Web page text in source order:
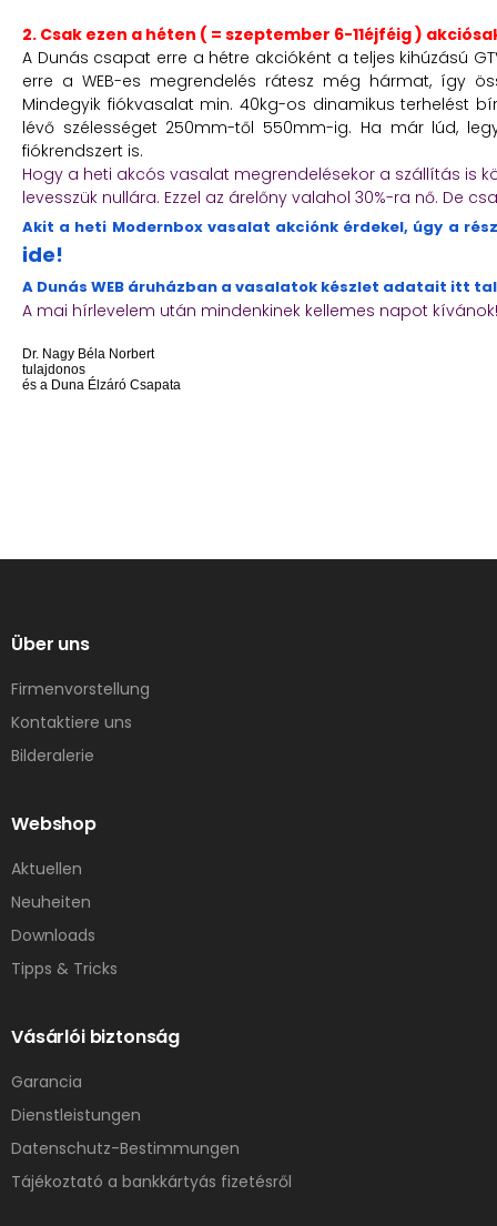
2. Csak ezen a héten ( = szeptember 6-11éjféig )
A Dunás csapat erre a hétre akcióként a teljes kihúzású
erre a WEB-es megrendelés rátesz még hármat, így
Mindegyik fiókvasalat min. 40kg-os dinamikus terhelést
lévő szélességet 250mm-től 550mm-ig. Ha már lúd,
fiókrendszert is.
Hogy a heti akcós vasalat megrendelésekor a szállítás is
levesszük nullára. Ezzel az árelőny valahol 30%-ra nő. De
Akit a heti Modernbox vasalat akciónk érdekel, úgy a
ide!
A Dunás WEB áruházban a vasalatok készlet adatait itt
A mai hírlevelem után mindenkinek kellemes napot
Dr. Nagy Béla Norbert
tulajdonos
és a Duna Élzáró Csapata
Über uns
Firmenvorstellung
Kontaktiere uns
Bilderalerie
Webshop
Aktuellen
Neuheiten
Downloads
Tipps & Tricks
Vásárlói biztonság
Garancia
Dienstleistungen
Datenschutz-Bestimmungen
Tájékoztató a bankkártyás fizetésről